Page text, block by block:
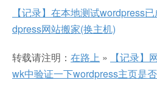
【记录】在本地测试wordpress
dpress网站搬家(换主机)
转载请注明： 在路上 »
【记录】
wk中验证一下wordpress主页是